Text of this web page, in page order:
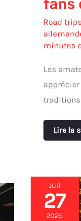
fans
Road
minutes
Les
Lire la
Juil
27
2025
Bière
et